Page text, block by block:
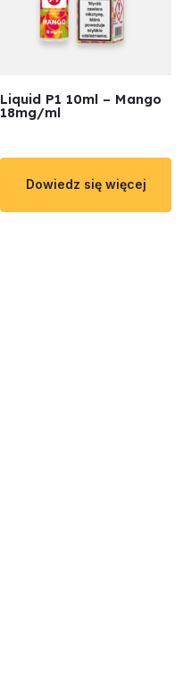
Liquid P1 10ml – Mango
18mg/ml
Dowiedz się więcej